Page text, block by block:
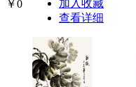
￥0
加入收藏
查看详细